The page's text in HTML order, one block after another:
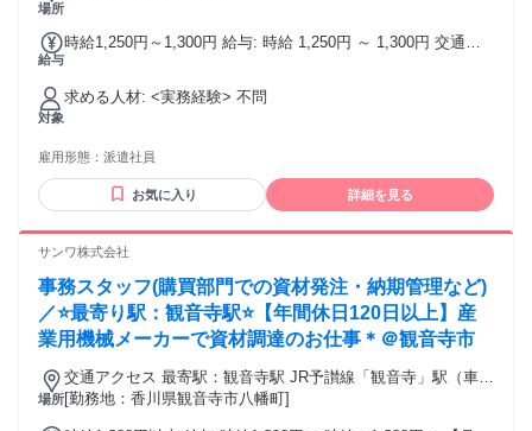
場所
給与
時給1,250円～1,300円 給与: 時給 1,250円 ～ 1,300円 交通費
間途中での昇給なし
対象
求める人材: <実務経験> 不問
雇用形態： 派遣社員
お気に入り 詳細を見る
サンワ株式会社
事務スタッフ(購買部門での資材発注・納期管理など)
／⭐️最寄り駅：観音寺駅⭐️【年間休日120日以上】産
業用機械メーカーで資材調達のお仕事＊＠観音寺市
場所
交通アクセス 最寄駅：観音寺駅 JR予讃線「観音寺」駅（車で
6分） JR予讃線「本山」駅 （車で7分） ◆車・バイク・自転
[勤務地：香川県観音寺市八幡町]